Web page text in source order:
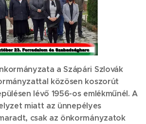
a Szápári Szlovák
közösen koszorút
lévő 1956-os emlékműnél. A
miatt az ünnepélyes
csak az önkormányzatok